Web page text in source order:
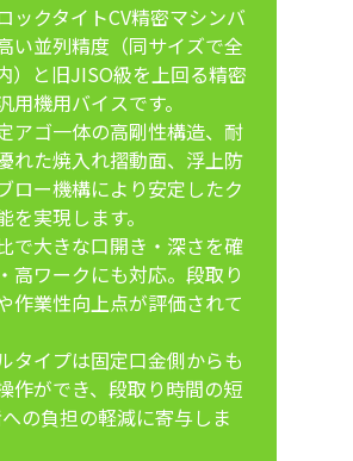
ックタイトCV精密マシンバ
い並列精度（同サイズで全
）と旧JISO級を上回る精密
用機用バイスです。
アゴ一体の高剛性構造、耐
れた焼入れ摺動面、浮上防
ロー機構により安定したク
を実現します。
で大きな口開き・深さを確
高ワークにも対応。段取り
作業性向上点が評価されて
タイプは固定口金側からも
作ができ、段取り時間の短
の負担の軽減に寄与しま